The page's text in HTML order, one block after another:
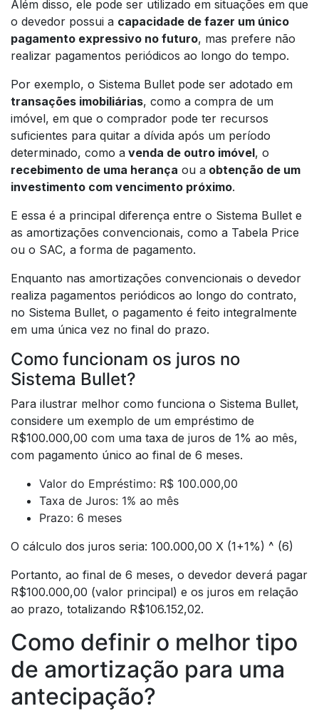
Além disso, ele pode ser utilizado em situações em que
o devedor possui a capacidade de fazer um único
pagamento expressivo no futuro, mas prefere não
realizar pagamentos periódicos ao longo do tempo.
Por exemplo, o Sistema Bullet pode ser adotado em
transações imobiliárias, como a compra de um
imóvel, em que o comprador pode ter recursos
suficientes para quitar a dívida após um período
determinado, como a venda de outro imóvel, o
recebimento de uma herança ou a obtenção de um
investimento com vencimento próximo.
E essa é a principal diferença entre o Sistema Bullet e
as amortizações convencionais, como a Tabela Price
ou o SAC, a forma de pagamento.
Enquanto nas amortizações convencionais o devedor
realiza pagamentos periódicos ao longo do contrato,
no Sistema Bullet, o pagamento é feito integralmente
em uma única vez no final do prazo.
Como funcionam os juros no
Sistema Bullet?
Para ilustrar melhor como funciona o Sistema Bullet,
considere um exemplo de um empréstimo de
R$100.000,00 com uma taxa de juros de 1% ao mês,
com pagamento único ao final de 6 meses.
Valor do Empréstimo: R$ 100.000,00
Taxa de Juros: 1% ao mês
Prazo: 6 meses
O cálculo dos juros seria: 100.000,00 X (1+1%) ^ (6)
Portanto, ao final de 6 meses, o devedor deverá pagar
R$100.000,00 (valor principal) e os juros em relação
ao prazo, totalizando R$106.152,02.
Como definir o melhor tipo
de amortização para uma
antecipação?